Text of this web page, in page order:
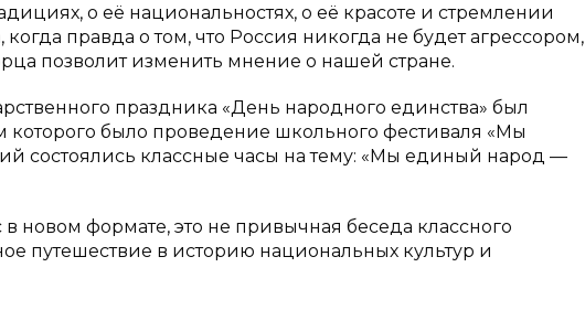
о её национальностях, о её красоте и стремлении
правда о том, что Россия никогда не будет агрессором,
позволит изменить мнение о нашей стране.
праздника «День народного единства» был
было проведение школьного фестиваля «Мы
состоялись классные часы на тему: «Мы единый народ —
новом формате, это не привычная беседа классного
путешествие в историю национальных культур и